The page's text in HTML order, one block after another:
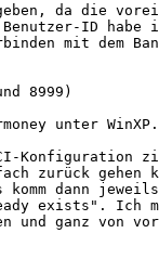
da die
ID habe
mit dem
8999)
unter WinXP.
Konfiguration
zurück gehen
dann
exists". Ich
ganz von